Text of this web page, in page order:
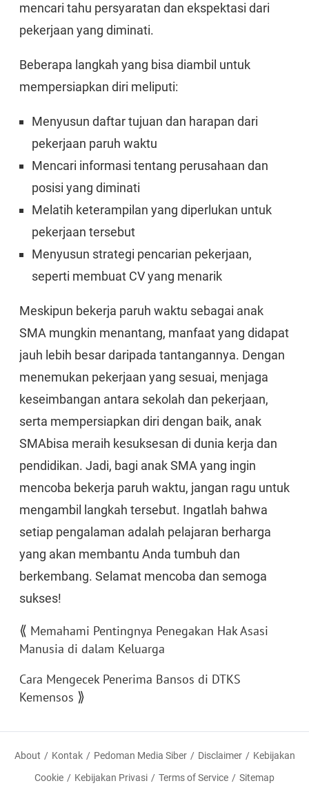
mencari tahu persyaratan dan ekspektasi dari
pekerjaan yang diminati.
Beberapa langkah yang bisa diambil untuk
mempersiapkan diri meliputi:
Menyusun daftar tujuan dan harapan dari
pekerjaan paruh waktu
Mencari informasi tentang perusahaan dan
posisi yang diminati
Melatih keterampilan yang diperlukan untuk
pekerjaan tersebut
Menyusun strategi pencarian pekerjaan,
seperti membuat CV yang menarik
Meskipun bekerja paruh waktu sebagai anak
SMA mungkin menantang, manfaat yang didapat
jauh lebih besar daripada tantangannya. Dengan
menemukan pekerjaan yang sesuai, menjaga
keseimbangan antara sekolah dan pekerjaan,
serta mempersiapkan diri dengan baik, anak
SMAbisa meraih kesuksesan di dunia kerja dan
pendidikan. Jadi, bagi anak SMA yang ingin
mencoba bekerja paruh waktu, jangan ragu untuk
mengambil langkah tersebut. Ingatlah bahwa
setiap pengalaman adalah pelajaran berharga
yang akan membantu Anda tumbuh dan
berkembang. Selamat mencoba dan semoga
sukses!
⟪ Memahami Pentingnya Penegakan Hak Asasi
Manusia di dalam Keluarga
Cara Mengecek Penerima Bansos di DTKS
Kemensos ⟫
About Kontak Pedoman Media Siber Disclaimer
Kebijakan
Cookie
Kebijakan Privasi Terms of Service Sitemap